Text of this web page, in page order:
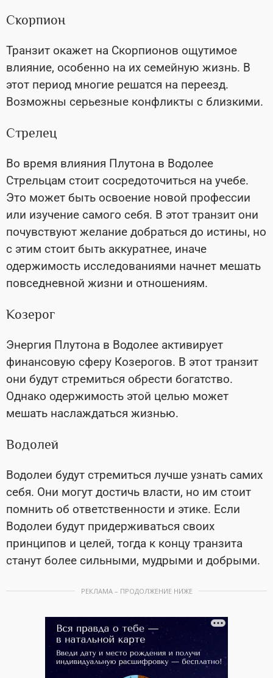
Скорпион
Транзит окажет на Скорпионов ощутимое
влияние, особенно на их семейную жизнь. В
этот период многие решатся на переезд.
Возможны серьезные конфликты с близкими.
Стрелец
Во время влияния Плутона в Водолее
Стрельцам стоит сосредоточиться на учебе.
Это может быть освоение новой профессии
или изучение самого себя. В этот транзит они
почувствуют желание добраться до истины, но
с этим стоит быть аккуратнее, иначе
одержимость исследованиями начнет мешать
повседневной жизни и отношениям.
Козерог
Энергия Плутона в Водолее активирует
финансовую сферу Козерогов. В этот транзит
они будут стремиться обрести богатство.
Однако одержимость этой целью может
мешать наслаждаться жизнью.
Водолей
Водолеи будут стремиться лучше узнать самих
себя. Они могут достичь власти, но им стоит
помнить об ответственности и этике. Если
Водолеи будут придерживаться своих
принципов и целей, тогда к концу транзита
станут более сильными, мудрыми и добрыми.
РЕКЛАМА – ПРОДОЛЖЕНИЕ НИЖЕ